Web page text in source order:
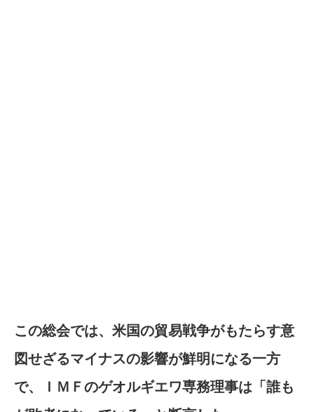
この総会では、米国の貿易戦争がもたらす意
図せざるマイナスの影響が鮮明になる一方
で、ＩＭＦのゲオルギエワ専務理事は「誰も